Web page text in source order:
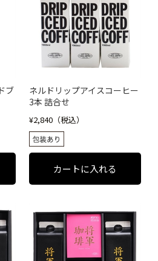
ブ
ネルドリップアイスコーヒー
3本 詰合せ
¥2,840（税込）